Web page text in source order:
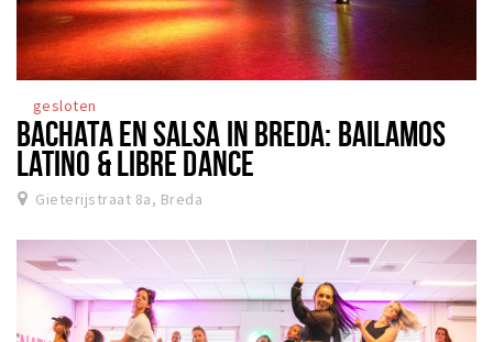
gesloten
BACHATA EN SALSA IN BREDA: BAILAMOS
LATINO & LIBRE DANCE
Gieterijstraat 8a, Breda